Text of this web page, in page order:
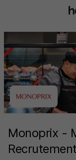
Monoprix -
Recrutement